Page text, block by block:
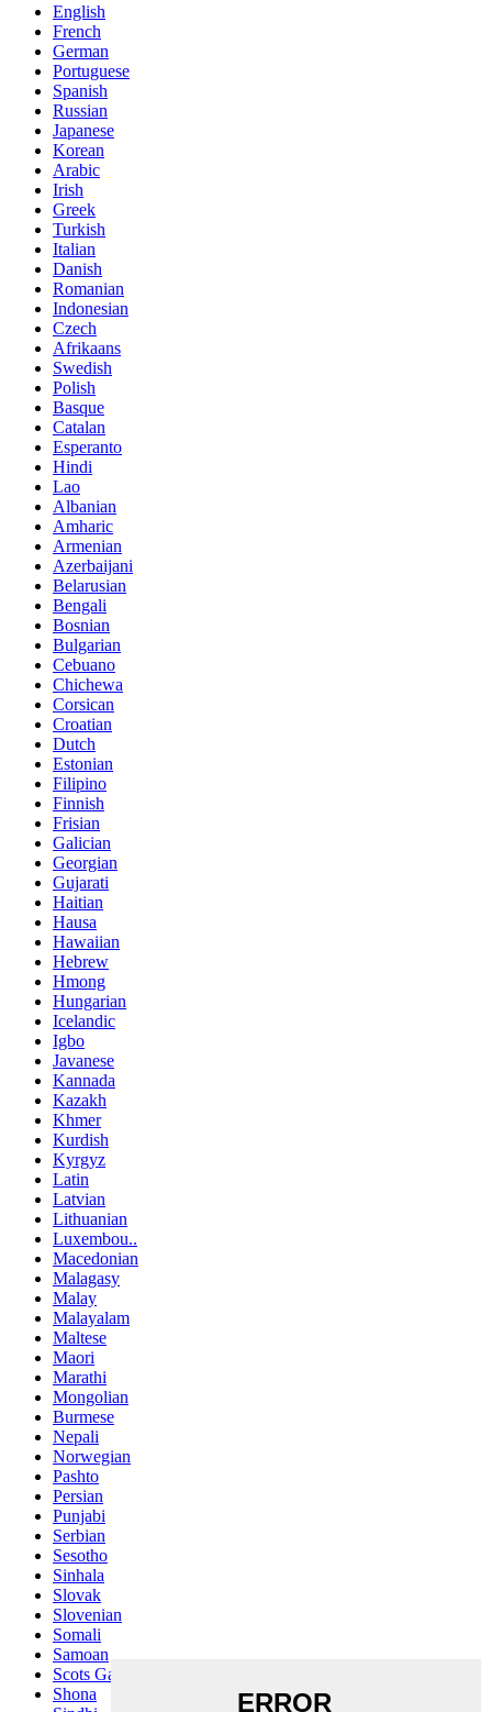
English
French
German
Portuguese
Spanish
Russian
Japanese
Korean
Arabic
Irish
Greek
Turkish
Italian
Danish
Romanian
Indonesian
Czech
Afrikaans
Swedish
Polish
Basque
Catalan
Esperanto
Hindi
Lao
Albanian
Amharic
Armenian
Azerbaijani
Belarusian
Bengali
Bosnian
Bulgarian
Cebuano
Chichewa
Corsican
Croatian
Dutch
Estonian
Filipino
Finnish
Frisian
Galician
Georgian
Gujarati
Haitian
Hausa
Hawaiian
Hebrew
Hmong
Hungarian
Icelandic
Igbo
Javanese
Kannada
Kazakh
Khmer
Kurdish
Kyrgyz
Latin
Latvian
Lithuanian
Luxembou..
Macedonian
Malagasy
Malay
Malayalam
Maltese
Maori
Marathi
Mongolian
Burmese
Nepali
Norwegian
Pashto
Persian
Punjabi
Serbian
Sesotho
Sinhala
Slovak
Slovenian
Somali
Samoan
Scots Gaelic
Shona